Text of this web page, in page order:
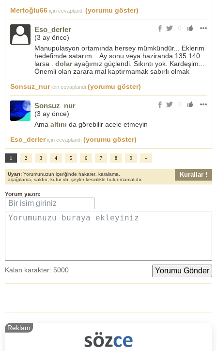
Mertoğlu66 için cevaplandı (yorumu göster)
0
Eso_derler
(3 ay önce)
Manupulasyon ortamında hersey mümkündür... Eklerim
hedefimde satarım... Ay sonu veya haziranda 135 140
larsa . dolarayağımız güçlendi. Sıkıntı yok. Kardeşim...
Önemli olan zarara mal kaptırmamak sabırlı olmak
Sonsuz_nuriçin cevaplandı (yorumu göster)
0
Sonsuz_nur
(3 ay önce)
Ama altını da görebilir acele etmeyin
Eso_derleriçin cevaplandı (yorumu göster)
1 2 3 4 5 6 7 8 9 »
Uyarı: Yorumunuzun içeriğinde hakaret, karalama,
aşağılama, saldırı, küfür vb. şeyler kesinlikle bulunmamalıdır.
Kurallar !
Yorum yazın:
Bir isim giriniz
Yorumunuzu buraya ekleyiniz
Kalan karakter: 5000
Reklam